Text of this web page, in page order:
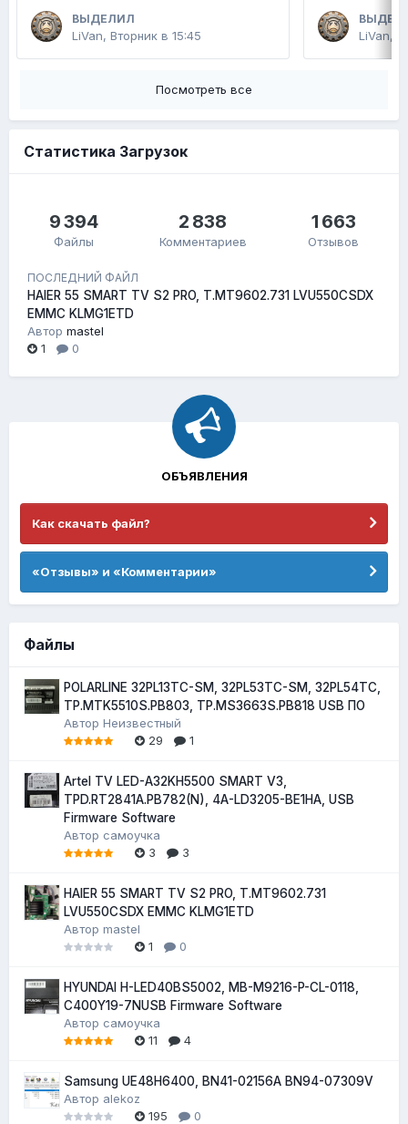
ВЫДЕЛИЛ
LiVan, Вторник в 15:45 LiVan,
Посмотреть все
Статистика Загрузок
9 394
Файлы
2 838
Комментариев
1 663
Отзывов
ПОСЛЕДНИЙ ФАЙЛ
HAIER 55 SMART TV S2 PRO, T.MT9602.731 LVU550CSDX
EMMC KLMG1ETD
Автор mastel
1
0
ОБЪЯВЛЕНИЯ
Как скачать файл?
«Отзывы» и «Комментарии»
Файлы
POLARLINE 32PL13TC-SM, 32PL53TC-SM, 32PL54TC,
TP.MTK5510S.PB803, TP.MS3663S.PB818 USB ПО
Автор Неизвестный
29
1
Artel TV LED-A32KH5500 SMART V3,
TPD.RT2841A.PB782(N), 4A-LD3205-BE1HA, USB
Firmware Software
Автор самоучка
3
3
HAIER 55 SMART TV S2 PRO, T.MT9602.731
LVU550CSDX EMMC KLMG1ETD
Автор mastel
1
0
HYUNDAI H-LED40BS5002, MB-M9216-P-CL-0118,
C400Y19-7NUSB Firmware Software
Автор самоучка
11
4
Samsung UE48H6400, BN41-02156A BN94-07309V
Автор alekoz
195
0